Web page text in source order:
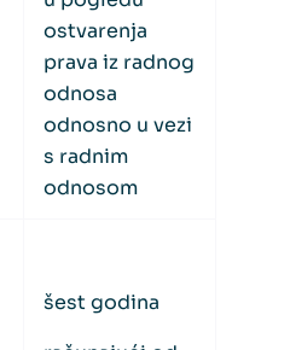
ostvarenja
prava iz radnog
odnosa
odnosno u vezi
s radnim
odnosom
šest godina